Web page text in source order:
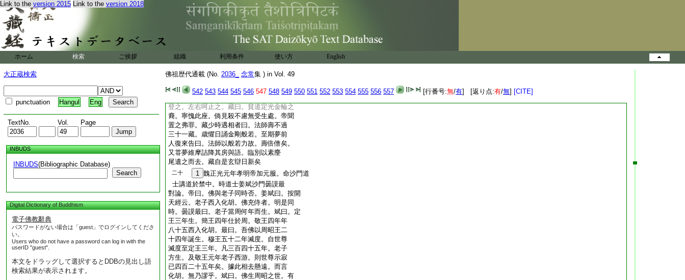
Link to the version 2015 Link to the version 2018
ホーム 検索 ご挨拶 組織 利用条件 使い方 English
大正蔵検索
punctuation Hangul Eng
TextNo. Vol. Page
INBUDS
INBUDS(Bibliographic Database)
Search
Digital Dictionary of Buddhism
電子佛教辭典
パスワードがない場合は「guest」でログインしてくださ
い。
Users who do not have a password can log in with the
userID "guest".
本文をドラッグして選択するとDDBの見出し語
検索結果が表示されます。
佛祖歴代通載 (No. 2036_ 念常集 ) in Vol. 49
542 543 544 545 546 547 548 549 550 551 552 553 554 555 556 557 [行番号:無/有] [返り点:有/無] [CITE]
城大徳。無敢議者。獨藏法師以爲佛法淵
博非一人能盡之。執不奉詔。帝訝之。召入
光華殿問状。藏面陳大旨。秉執有據。帝不
能奪。遂從之。藏退謂諸僧曰。上以佛法爲
己任誠當推順。然衣冠家子弟十輩。猶不
好惡繩之。戒律將廢矣。諸君不慮此何也。
法雲公歎曰。教理深致未能多謝。一日之
事良可愧服
十九 帝自受具。寢處略同沙門。雖宮禁毎亦
登之。左右呵止之。藏曰。貧道定光金輪之
裔。寧愧此座。倘見殺不慮無受生處。帝聞
置之弗罪。藏少時遇相者曰。法師壽不過
三十一藏。歳懼日誦金剛般若。至期夢前
人復來告曰。法師以般若力故。壽倍僧矣。
又甞夢維摩詰降其房與語。臨別以素麈
尾遺之而去。藏自是玄辯日新矣
二十 1 魏正光元年孝明帝加元服。命沙門道
士講道於禁中。時道士姜斌沙門曇謨最
對論。帝曰。佛與老子同時否。姜斌曰。按開
天經云。老子西入化胡。佛充侍者。明是同
時。曇謨最曰。老子當周何年而生。斌曰。定
王三年生。簡王四年仕於周。敬王四年年
八十五西入化胡。最曰。吾佛以周昭王二
十四年誕生。穆王五十二年滅度。自世尊
滅度至定王三年。凡三百四十五年。老子
方生。及敬王元年老子西游。則世尊示寂
已四百二十五年矣。據此相去懸遠。而言
化胡。無乃謬乎。斌曰。佛生周昭之世。有